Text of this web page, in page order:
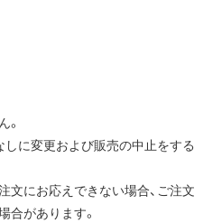
。
しに変更および販売の中止をする
文にお応えできない場合、ご注文
合があります。